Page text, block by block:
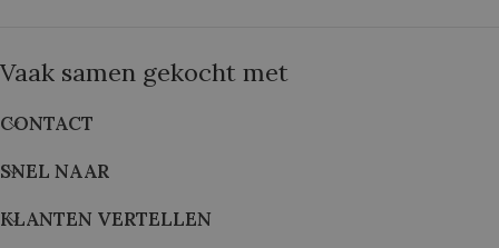
Vaak samen gekocht met
CONTACT
SNEL NAAR
KLANTEN VERTELLEN